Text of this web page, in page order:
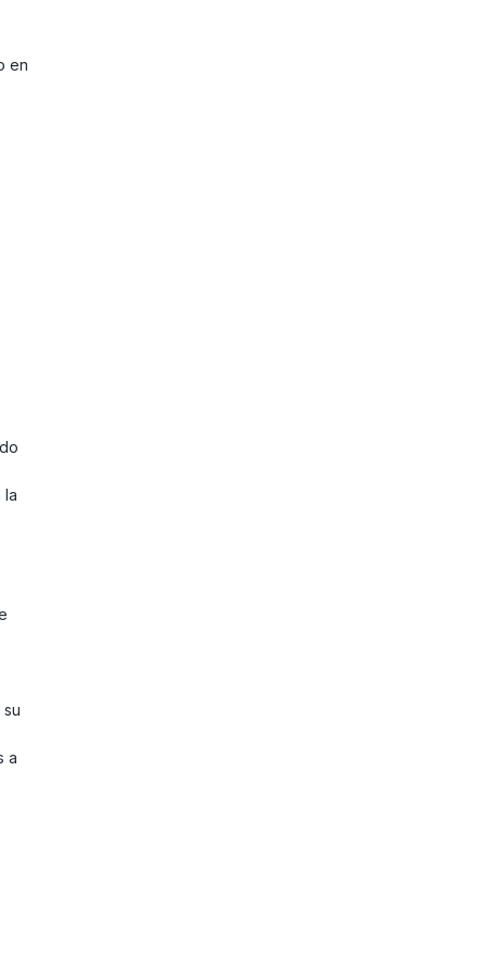
en
la
a